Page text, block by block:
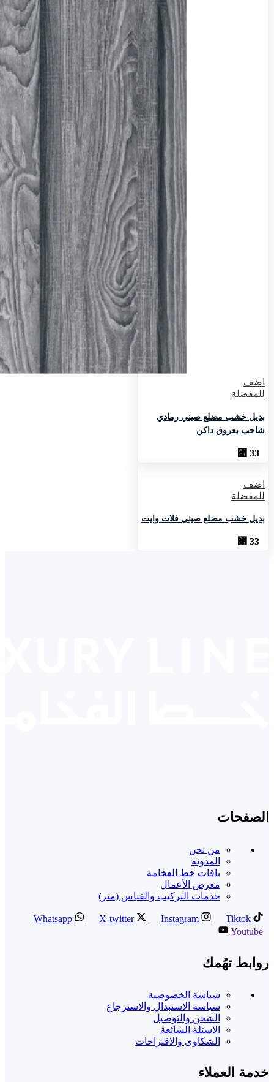
اضف
للمفضلة
بديل خشب مضلع صيني رمادي
شاحب بعروق داكن
33
⃁
اضف
للمفضلة
بديل خشب مضلع صيني فلات وايت
33
⃁
الصفحات
من نحن
المدونة
باقات خط الفخامة
معرض الأعمال
خدمات التركيب والقياس (متر)
Whatsapp X-twitter Instagram
Tiktok
Youtube
روابط تهُمك
سياسة الخصوصية
سياسة الاستبدال والاسترجاع
الشحن والتوصيل
الاسئلة الشائعة
الشكاوى والاقتراحات
خدمة العملاء